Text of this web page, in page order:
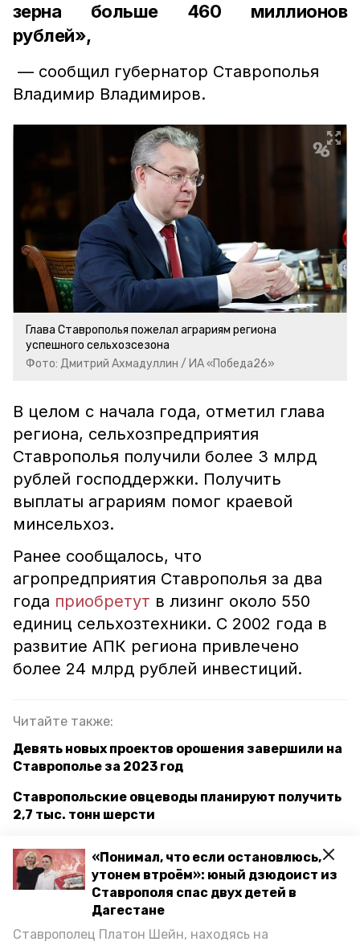
«Понимал, что если остановлюсь,
утонем втроём»: юный дзюдоист из
Ставрополя спас двух детей в
Дагестане
Ставрополец Платон Шейн, находясь на
зерна больше 460 миллионов
рублей»,
— сообщил губернатор Ставрополья
Владимир Владимиров.
Глава Ставрополья пожелал аграриям региона
успешного сельхозсезона
Фото: Дмитрий Ахмадуллин / ИА «Победа26»
В целом с начала года, отметил глава
региона, сельхозпредприятия
Ставрополья получили более 3 млрд
рублей господдержки. Получить
выплаты аграриям помог краевой
минсельхоз.
Ранее сообщалось, что
агропредприятия Ставрополья за два
года приобретут в лизинг около 550
единиц сельхозтехники. С 2002 года в
развитие АПК региона привлечено
более 24 млрд рублей инвестиций.
Читайте также:
Девять новых проектов орошения завершили на
Ставрополье за 2023 год
Ставропольские овцеводы планируют получить
2,7 тыс. тонн шерсти
Губернатор Ставрополья возглавит делегацию
региона на ПМЭФ-2023 в Петербурге
уборка зерна уборка зерновых культур